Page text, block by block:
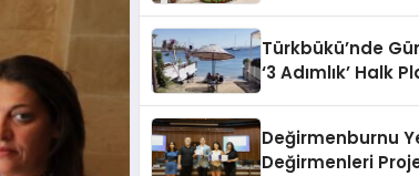
Türkbükü’nde
‘3 Adımlık’ Halk
Değirmenburnu
Değirmenleri